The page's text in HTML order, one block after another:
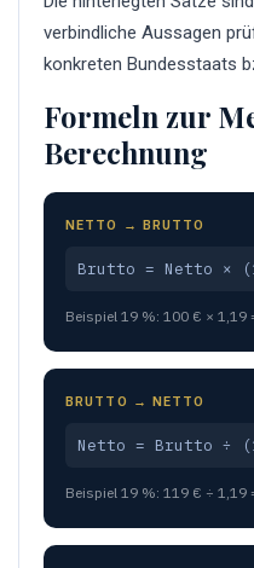
verbindliche Aussagen
konkreten Bundesstaats
Formeln zur
Berechnung
NETTO → BRUTTO
Brutto = Netto ×
Beispiel 19 %: 100 € × 1,19
BRUTTO → NETTO
Netto = Brutto ÷
Beispiel 19 %: 119 € ÷ 1,19